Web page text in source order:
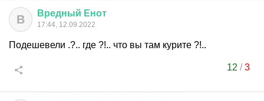
В Вредный Енот
17:44, 12.09.2022
Подешевели .?.. где ?!.. что вы там курите ?!..
12 /3